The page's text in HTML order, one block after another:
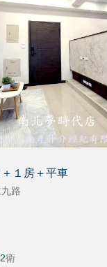
１房＋平車
路
2衛